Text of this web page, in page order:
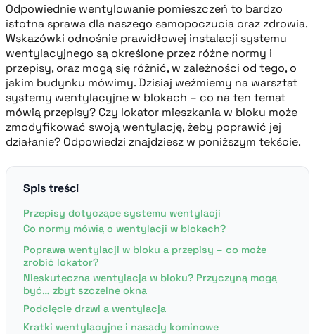
Odpowiednie wentylowanie pomieszczeń to bardzo
istotna sprawa dla naszego samopoczucia oraz zdrowia.
Wskazówki odnośnie prawidłowej instalacji systemu
wentylacyjnego są określone przez różne normy i
przepisy, oraz mogą się różnić, w zależności od tego, o
jakim budynku mówimy. Dzisiaj weźmiemy na warsztat
systemy wentylacyjne w blokach – co na ten temat
mówią przepisy? Czy lokator mieszkania w bloku może
zmodyfikować swoją wentylację, żeby poprawić jej
działanie? Odpowiedzi znajdziesz w poniższym tekście.
Spis treści
Przepisy dotyczące systemu wentylacji
Co normy mówią o wentylacji w blokach?
Poprawa wentylacji w bloku a przepisy – co może
zrobić lokator?
Nieskuteczna wentylacja w bloku? Przyczyną mogą
być… zbyt szczelne okna
Podcięcie drzwi a wentylacja
Kratki wentylacyjne i nasady kominowe